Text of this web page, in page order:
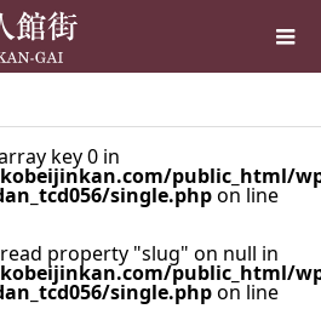
key 0 in
public_html/
single.phpon line
property "slug" on null in
public_html/
single.phpon line